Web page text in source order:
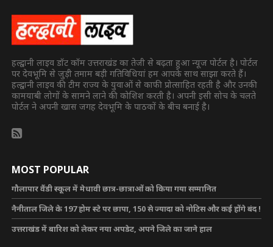
हल्द्वानी लाइव डॉट कॉम उत्तराखंड का तेजी से बढ़ता हुआ न्यूज पोर्टल है। पोर्टल
पर देवभूमि से जुड़ी तमाम बड़ी गतिविधियां हम आपके साथ साझा करते हैं।
हल्द्वानी लाइव की टीम राज्य के युवाओं से काफी प्रोत्साहित रहती है और उनकी
कामयाबी लोगों के सामने लाने की कोशिश करती है। अपनी इसी सोच के चलते
पोर्टल ने अपनी खास जगह देवभूमि के पाठकों के बीच बनाई है।
MOST POPULAR
गौलापार वैंडी स्कूल में मेधावी छात्र-छात्राओं को किया गया सम्मानित
नैनीताल जिले के 197 होम स्टे पर छापा, 150 से ज्यादा को नोटिस और कई होंगे बंद !
उत्तराखंड में बारिश को लेकर नया अपडेट, अपने जिले का जाने हाल